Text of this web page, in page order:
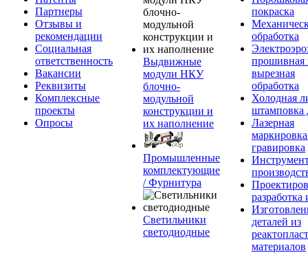
Партнеры
Отзывы и
рекомендации
Социальная
ответственность
Вакансии
Реквизиты
Комплексные
проекты
Опросы
Выдвижные
модули НКУ
блочно-
модульной
конструкции и
их наполнение
Промышленные
комплектующие
/ Фурнитура
Светильники
светодиодные
покраска
обработка
прошивная
вырезная
обработка
Холодная
штамповка
Лазерная
гравировка
разработка
деталей из
материалов